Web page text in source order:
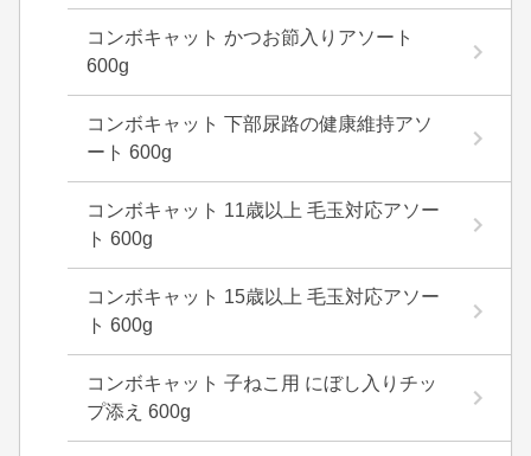
コンボキャット かつお節入りアソート
600g
コンボキャット 下部尿路の健康維持アソ
ート 600g
コンボキャット 11歳以上 毛玉対応アソー
ト 600g
コンボキャット 15歳以上 毛玉対応アソー
ト 600g
コンボキャット 子ねこ用 にぼし入りチッ
プ添え 600g